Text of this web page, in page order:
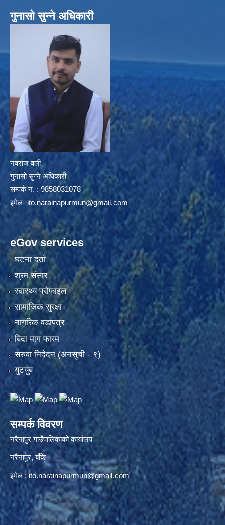
गुनासो सुन्ने अधिकारी
नवराज वली
गुनासो सुन्ने अधिकारी
सम्पर्क नं. : 9858031078
इमेलःito.narainapurmun@gmail.com
eGov services
घटना दर्ता
श्रम संसार
स्वास्थ्य प्रोफाइल
सामाजिक सुरक्षा
नागरिक वडापत्र
बिदा माग फारम
सरुवा निदेदन (अनसुची - ९)
युटयुब
सम्पर्क विवरण
नरैनापुर गाउँपालिकाको कार्यालय
नरैनापुर, बाँके
इमेल :ito.narainapurmun@gmail.com